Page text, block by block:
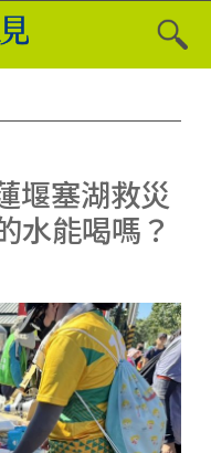
堰塞湖救災
水能喝嗎？